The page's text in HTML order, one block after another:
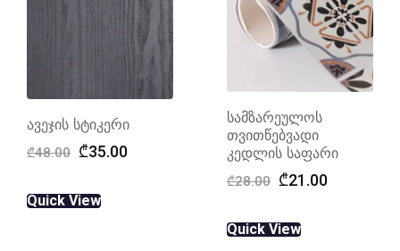
ავეჯის სტიკერი
48.00 Original
was:
₾48.00.
₾ 35.00Current
Quick View
სამზარეულოს
თვითწებვადი
კედლის საფარი
28.00 Original
was:
₾28.00.
₾ 21.00Current
Quick View